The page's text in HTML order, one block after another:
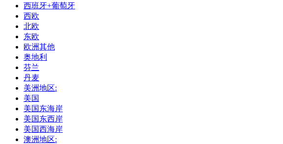
西班牙+葡萄牙
西欧
北欧
东欧
欧洲其他
奥地利
芬兰
丹麦
美洲地区:
美国
美国东海岸
美国东西岸
美国西海岸
澳洲地区: